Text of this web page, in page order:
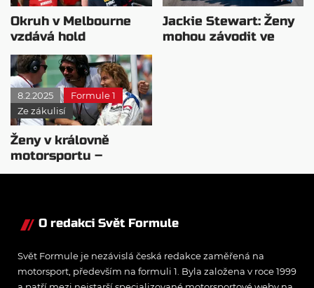
Okruh v Melbourne
vzdává hold
Schmitzové a
Müllerové
Jackie Stewart: Ženy
mohou závodit ve
8.2.2025
Formule 1
Ze zákulisí
Ženy v královně
motorsportu –
Giovanna Amati
O redakci Svět Formule
Svět Formule je nezávislá česká redakce zaměřená na
motorsport, především na formuli 1. Byla založena v roce 1999